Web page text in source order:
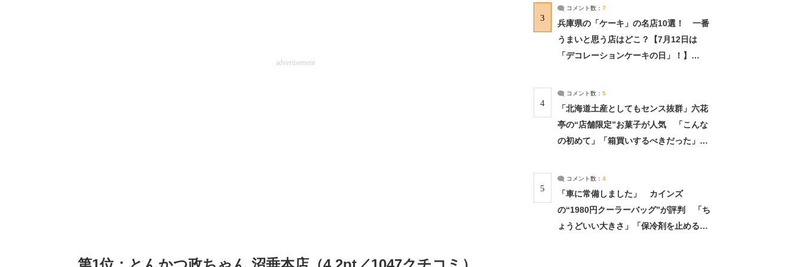
advertisement
3
コメント数： 7
兵庫県の「ケーキ」の名店10選！ 一番
うまいと思う店はどこ？【7月12日は
「デコレーションケーキの日」！】
4
コメント数： 5
「北海道土産としてもセンス抜群」六花
亭の“店舗限定”お菓子が人気 「こんな
の初めて」「箱買いするべきだった」
5
コメント数： 4
「車に常備しました」 カインズ
の“1980円クーラーバッグ”が評判 「ち
ょうどいい大きさ」「保冷剤を止めるベ